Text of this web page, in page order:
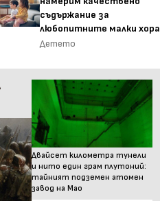
съдържание за
любопитните малки хора
Детето
Двайсет километра тунели
и нито един грам плутоний:
тайният подземен атомен
завод на Мао